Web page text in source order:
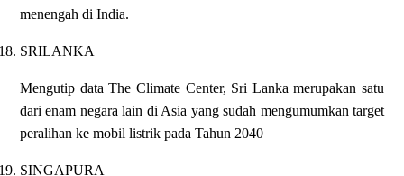
menengah di India.
SRILANKA
Mengutip data The Climate Center, Sri Lanka merupakan satu
dari enam negara lain di Asia yang sudah mengumumkan target
peralihan ke mobil listrik pada Tahun 2040
SINGAPURA